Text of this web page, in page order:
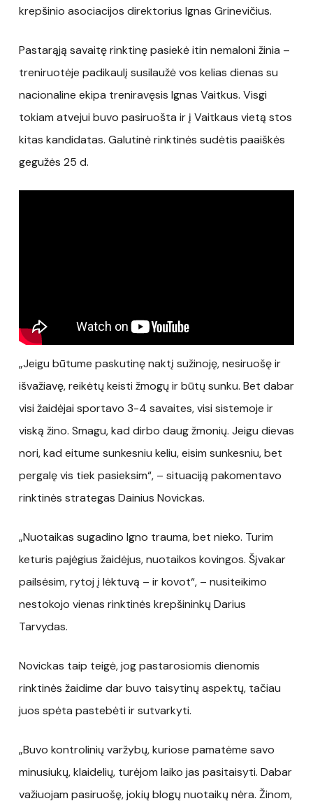
krepšinio asociacijos direktorius Ignas Grinevičius.
Pastarąją savaitę rinktinę pasiekė itin nemaloni žinia –
treniruotėje padikaulį susilaužė vos kelias dienas su
nacionaline ekipa treniravęsis Ignas Vaitkus. Visgi
tokiam atvejui buvo pasiruošta ir į Vaitkaus vietą stos
kitas kandidatas. Galutinė rinktinės sudėtis paaiškės
gegužės 25 d.
„Jeigu būtume paskutinę naktį sužinoję, nesiruošę ir
išvažiavę, reikėtų keisti žmogų ir būtų sunku. Bet dabar
visi žaidėjai sportavo 3-4 savaites, visi sistemoje ir
viską žino. Smagu, kad dirbo daug žmonių. Jeigu dievas
nori, kad eitume sunkesniu keliu, eisim sunkesniu, bet
pergalę vis tiek pasieksim“, – situaciją pakomentavo
rinktinės strategas Dainius Novickas.
„Nuotaikas sugadino Igno trauma, bet nieko. Turim
keturis pajėgius žaidėjus, nuotaikos kovingos. Šįvakar
pailsėsim, rytoj į lėktuvą – ir kovot“, – nusiteikimo
nestokojo vienas rinktinės krepšininkų Darius
Tarvydas.
Novickas taip teigė, jog pastarosiomis dienomis
rinktinės žaidime dar buvo taisytinų aspektų, tačiau
juos spėta pastebėti ir sutvarkyti.
„Buvo kontrolinių varžybų, kuriose pamatėme savo
minusiukų, klaidelių, turėjom laiko jas pasitaisyti. Dabar
važiuojam pasiruošę, jokių blogų nuotaikų nėra. Žinom,